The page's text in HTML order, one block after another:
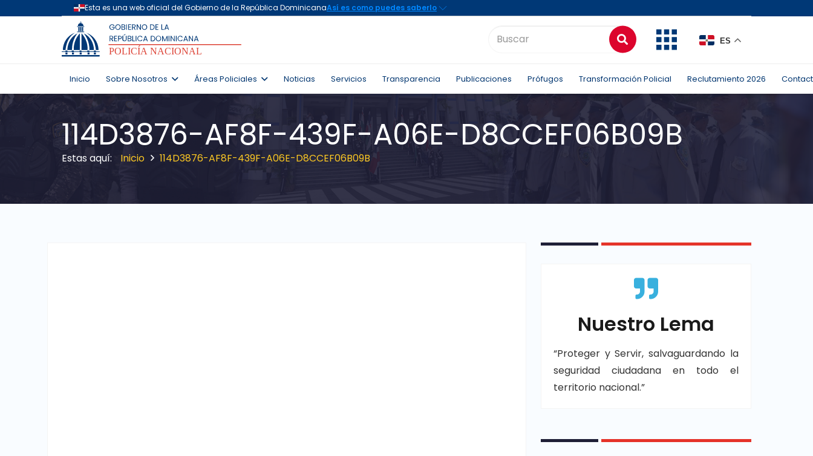
ES
Inicio Sobre Nosotros Áreas Policiales Noticias Servicios Transparencia Publicaciones Prófugos Transformación Policial Reclutamiento 2026
114D3876-AF8F-439F-A06E-D8CCEF06B09B
Inicio 114D3876-AF8F-439F-A06E-D8CCEF06B09B
Nuestro Lema
“Proteger y Servir, salvaguardando la
seguridad ciudadana en todo el
territorio nacional.”